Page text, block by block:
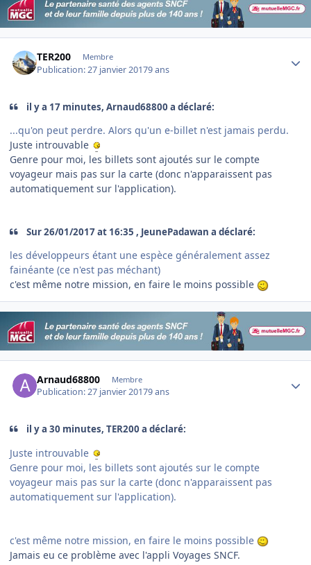
TER200 Membre
Publication:27 janvier 20179 ans
il y a 17 minutes, Arnaud68800 a déclaré:
...qu'on peut perdre. Alors qu'un e-billet n'est jamais perdu.
Juste introuvable
Genre pour moi, les billets sont ajoutés sur le compte
voyageur mais pas sur la carte (donc n'apparaissent pas
automatiquement sur l'application).
Sur 26/01/2017 at 16:35 , JeunePadawan a déclaré:
les développeurs étant une espèce généralement assez
fainéante (ce n'est pas méchant)
c'est même notre mission, en faire le moins possible
Arnaud68800 Membre
Publication:27 janvier 20179 ans
il y a 30 minutes, TER200 a déclaré:
Juste introuvable
Genre pour moi, les billets sont ajoutés sur le compte
voyageur mais pas sur la carte (donc n'apparaissent pas
automatiquement sur l'application).
c'est même notre mission, en faire le moins possible
Jamais eu ce problème avec l'appli Voyages SNCF.